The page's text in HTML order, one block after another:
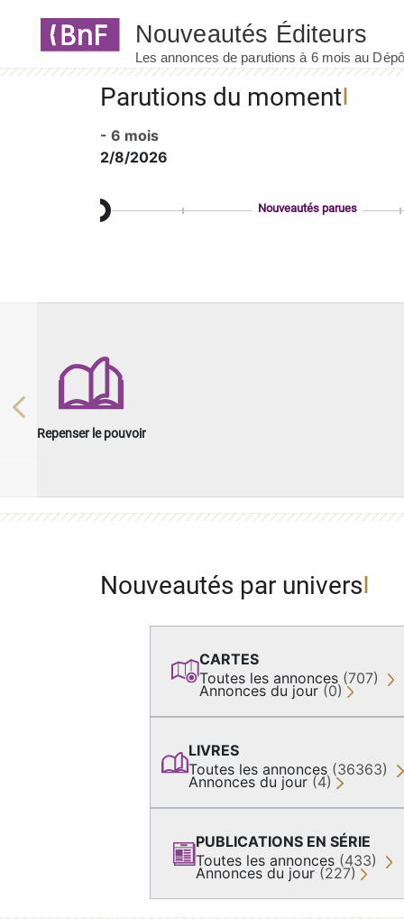
Parutions du moment
- 6 mois
2/8/2026
Nouveautés parues
Repenser le pouvoir
Previous
Nouveautés par univers
CARTES
Toutes les annonces (707)
Annonces du jour (0)
LIVRES
Toutes les annonces (36363)
Annonces du jour (4)
PUBLICATIONS EN SÉRIE
Toutes les annonces (433)
Annonces du jour (227)